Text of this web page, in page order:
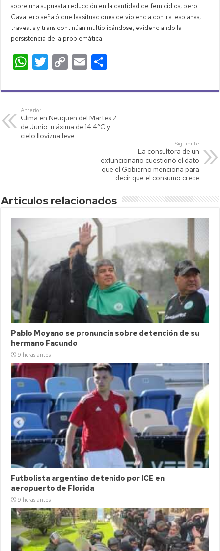
sobre una supuesta reducción en la cantidad de femicidios, pero
Cavallero señaló que las situaciones de violencia contra lesbianas,
travestis y trans continúan multiplicándose, evidenciando la
persistencia de la problemática.
W
at
s
A
p
T
tt
C
p
Li
nk
E
ail m
ar
Anterior
Clima en Neuquén del Martes 2
de Junio: máxima de 14.4°C y
cielo llovizna leve
Siguiente
La consultora de un
exfuncionario cuestionó el dato
que el Gobierno menciona para
decir que el consumo crece
Articulos relacionados
Pablo Moyano se pronuncia sobre detención de su
hermano Facundo
9 horas antes
Futbolista argentino detenido por ICE en
aeropuerto de Florida
9 horas antes